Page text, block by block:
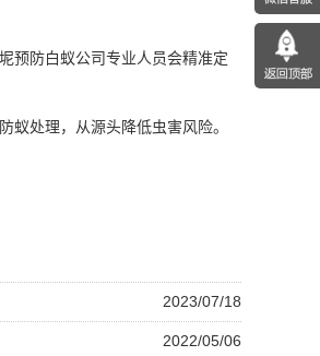
预防白蚁公司专业人员会精准定
蚁处理，从源头降低虫害风险。
2023/07/18
2022/05/06